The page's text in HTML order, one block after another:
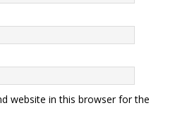
website in this browser for the